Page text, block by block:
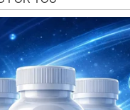
Njihova ranjivost može
, ako nauče gledati
na prošlost.